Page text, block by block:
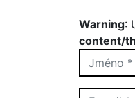
Warning:
content/